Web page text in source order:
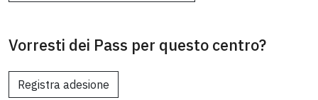
Vorresti dei Pass per questo centro?
Registra adesione